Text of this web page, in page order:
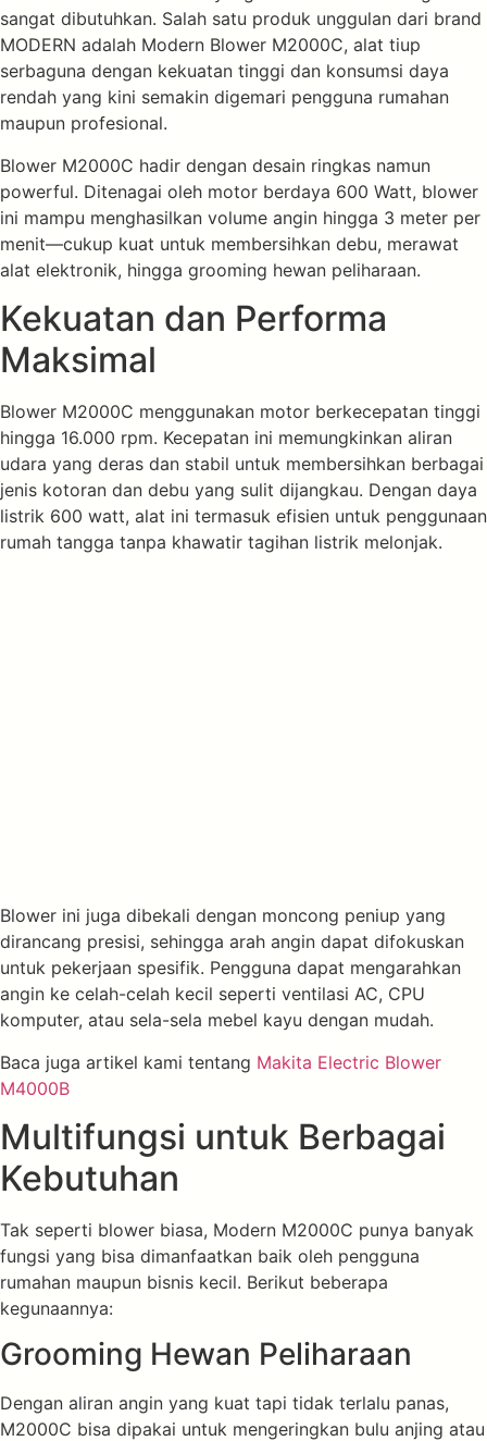
sangat dibutuhkan. Salah satu produk unggulan dari brand
MODERN adalah Modern Blower M2000C, alat tiup
serbaguna dengan kekuatan tinggi dan konsumsi daya
rendah yang kini semakin digemari pengguna rumahan
maupun profesional.
Blower M2000C hadir dengan desain ringkas namun
powerful. Ditenagai oleh motor berdaya 600 Watt, blower
ini mampu menghasilkan volume angin hingga 3 meter per
menit—cukup kuat untuk membersihkan debu, merawat
alat elektronik, hingga grooming hewan peliharaan.
Kekuatan dan Performa
Maksimal
Blower M2000C menggunakan motor berkecepatan tinggi
hingga 16.000 rpm. Kecepatan ini memungkinkan aliran
udara yang deras dan stabil untuk membersihkan berbagai
jenis kotoran dan debu yang sulit dijangkau. Dengan daya
listrik 600 watt, alat ini termasuk efisien untuk penggunaan
rumah tangga tanpa khawatir tagihan listrik melonjak.
Blower ini juga dibekali dengan moncong peniup yang
dirancang presisi, sehingga arah angin dapat difokuskan
untuk pekerjaan spesifik. Pengguna dapat mengarahkan
angin ke celah-celah kecil seperti ventilasi AC, CPU
komputer, atau sela-sela mebel kayu dengan mudah.
Baca juga artikel kami tentang Makita Electric Blower
M4000B
Multifungsi untuk Berbagai
Kebutuhan
Tak seperti blower biasa, Modern M2000C punya banyak
fungsi yang bisa dimanfaatkan baik oleh pengguna
rumahan maupun bisnis kecil. Berikut beberapa
kegunaannya:
Grooming Hewan Peliharaan
Dengan aliran angin yang kuat tapi tidak terlalu panas,
M2000C bisa dipakai untuk mengeringkan bulu anjing atau